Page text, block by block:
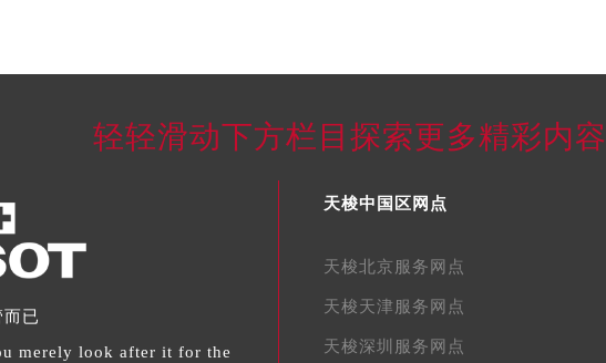
轻轻滑动下方栏目探索更多精彩内容
已
merely look after it for the
天梭中国区网点
天梭北京服务网点
天梭天津服务网点
天梭深圳服务网点